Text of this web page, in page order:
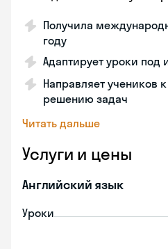
Получила
году
Адаптирует уроки под
Направляет учеников
решению задач
Читать дальше
Услуги и цены
Английский язык
Уроки